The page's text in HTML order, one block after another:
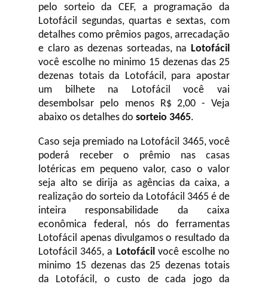
pelo sorteio da CEF, a programação da
Lotofácil segundas, quartas e sextas, com
detalhes como prêmios pagos, arrecadação
e claro as dezenas sorteadas, na Lotofácil
você escolhe no minimo 15 dezenas das 25
dezenas totais da Lotofácil, para apostar
um bilhete na Lotofácil você vai
desembolsar pelo menos R$ 2,00 - Veja
abaixo os detalhes do sorteio 3465.
Caso seja premiado na Lotofácil 3465, você
poderá receber o prêmio nas casas
lotéricas em pequeno valor, caso o valor
seja alto se dirija as agências da caixa, a
realização do sorteio da Lotofácil 3465 é de
inteira responsabilidade da caixa
econômica federal, nós do ferramentas
Lotofácil apenas divulgamos o resultado da
Lotofácil 3465, a Lotofácilvocê escolhe no
minimo 15 dezenas das 25 dezenas totais
da Lotofácil, o custo de cada jogo da